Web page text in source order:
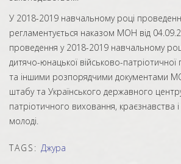
У 2018-2019 навчальному році
регламентується наказом МОН від
проведення у 2018-2019 навчальному
дитячо-юнацької військово-патріотичної
та іншими розпорядчими документами
штабу та Українського державного
патріотичного виховання, краєзнавства і
молоді.
TAGS: Джура